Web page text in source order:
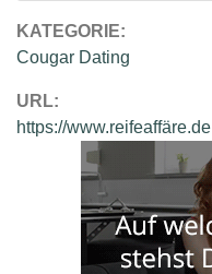
KATEGORIE:
Cougar Dating
URL:
https://www.reifeaffäre.de